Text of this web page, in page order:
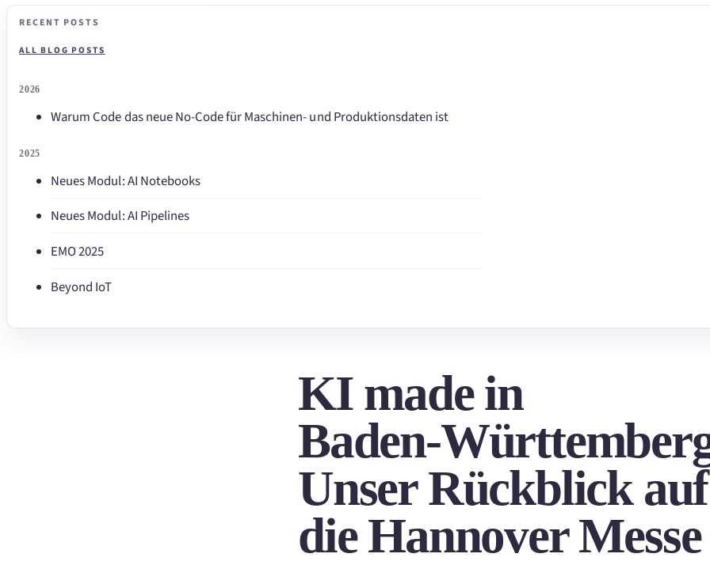
RECENT POSTS
ALL BLOG POSTS
2026
Warum Code das neue No-Code für Maschinen- und Produktionsdaten ist
2025
Neues Modul: AI Notebooks
Neues Modul: AI Pipelines
EMO 2025
Beyond IoT
KI made in
Unser Rückblick auf
die Hannover Messe